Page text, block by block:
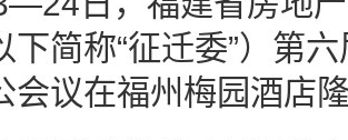
下简称“征迁委”）第
会议在福州梅园酒店